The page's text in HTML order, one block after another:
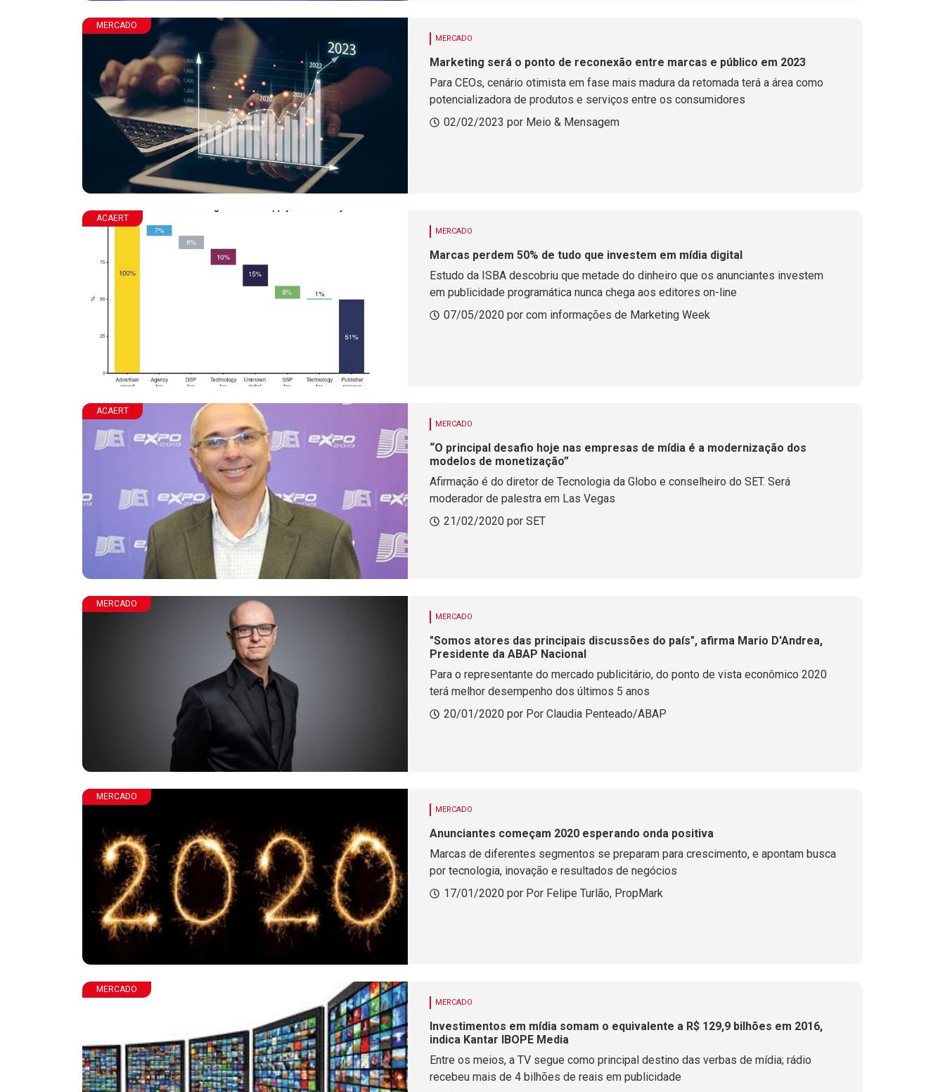
MERCADO
MERCADO
Marketing será o ponto de reconexão entre marcas e público em 2023
Para CEOs, cenário otimista em fase mais madura da retomada terá a área como
potencializadora de produtos e serviços entre os consumidores
02/02/2023 por Meio & Mensagem
ACAERT
MERCADO
Marcas perdem 50% de tudo que investem em mídia digital
Estudo da ISBA descobriu que metade do dinheiro que os anunciantes investem
em publicidade programática nunca chega aos editores on-line
07/05/2020 por com informações de Marketing Week
ACAERT
MERCADO
“O principal desafio hoje nas empresas de mídia é a modernização dos
modelos de monetização”
Afirmação é do diretor de Tecnologia da Globo e conselheiro do SET. Será
moderador de palestra em Las Vegas
21/02/2020 por SET
MERCADO
MERCADO
"Somos atores das principais discussões do país", afirma Mario D'Andrea,
Presidente da ABAP Nacional
Para o representante do mercado publicitário, do ponto de vista econômico 2020
terá melhor desempenho dos últimos 5 anos
20/01/2020 por Por Claudia Penteado/ABAP
MERCADO
MERCADO
Anunciantes começam 2020 esperando onda positiva
Marcas de diferentes segmentos se preparam para crescimento, e apontam busca
por tecnologia, inovação e resultados de negócios
17/01/2020 por Por Felipe Turlão, PropMark
MERCADO
MERCADO
Investimentos em mídia somam o equivalente a R$ 129,9 bilhões em 2016,
indica Kantar IBOPE Media
Entre os meios, a TV segue como principal destino das verbas de mídia; rádio
recebeu mais de 4 bilhões de reais em publicidade